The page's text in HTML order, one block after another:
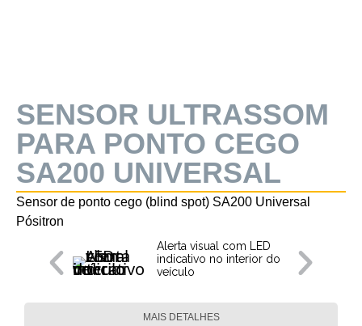
SENSOR ULTRASSOM
PARA PONTO CEGO
SA200 UNIVERSAL
Sensor de ponto cego (blind spot) SA200 Universal
Pósitron
Alerta visual com LED
indicativo no interior do
veículo
MAIS DETALHES